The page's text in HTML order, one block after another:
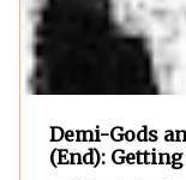
Demi-Gods
(End):